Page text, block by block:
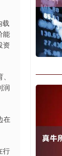
载
能
资
润
在
行